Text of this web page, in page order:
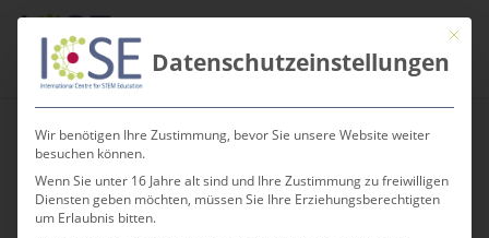
Skip
content
search
Klimaanpassungen
Mit
Datenschutzeinstellungen
Wir benötigen Ihre Zustimmung, bevor Sie unsere Website weiter
besuchen können.
Wenn Sie unter 16 Jahre alt sind und Ihre Zustimmung zu freiwilligen
Diensten geben möchten, müssen Sie Ihre Erziehungsberechtigten
um Erlaubnis bitten.